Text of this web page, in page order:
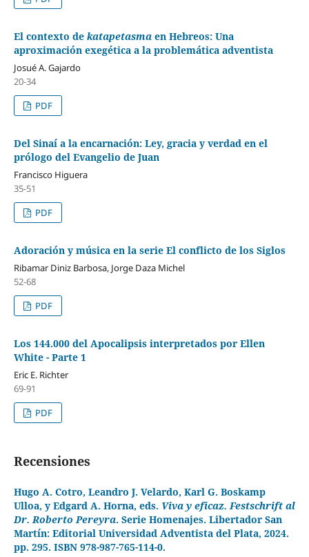
El contexto de katapetasmaen Hebreos: Una
aproximación exegética a la problemática adventista
Josué A. Gajardo
20-34
PDF
Del Sinaí a la encarnación: Ley, gracia y verdad en el
prólogo del Evangelio de Juan
Francisco Higuera
35-51
PDF
Adoración y música en la serie El conflicto de los Siglos
Ribamar Diniz Barbosa, Jorge Daza Michel
52-68
PDF
Los 144.000 del Apocalipsis interpretados por Ellen
White - Parte 1
Eric E. Richter
69-91
PDF
Recensiones
Hugo A. Cotro, Leandro J. Velardo, Karl G. Boskamp
Ulloa, y Edgard A. Horna, eds. Viva y eficaz. Festschrift al
Dr. Roberto Pereyra. Serie Homenajes. Libertador San
Martín: Editorial Universidad Adventista del Plata, 2024.
pp. 295. ISBN 978-987-765-114-0.